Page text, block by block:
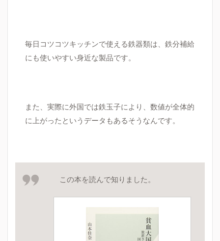
毎日コツコツキッチンで使える鉄器類は、鉄分補給
にも使いやすい身近な製品です。
また、実際に外国では鉄玉子により、数値が全体的
に上がったというデータもあるそうなんです。
この本を読んで知りました。